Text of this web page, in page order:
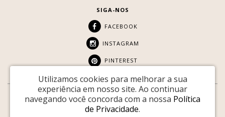
SIGA-NOS
FACEBOOK
INSTAGRAM
PINTEREST
SITE SEGURO:
Youtopia © 2026 |Desenvolvido por
Utilizamos cookies para melhorar a sua
experiência em nosso site. Ao continuar
navegando você concorda com a nossa Política
de Privacidade.